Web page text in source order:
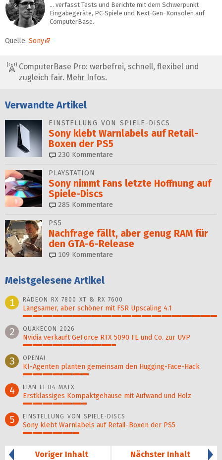
… verfasst Tests und Berichte mit dem Schwerpunkt
Eingabegeräte, PC-Spiele und Next-Gen-Konsolen auf
ComputerBase.
Quelle: Sony
ComputerBase Pro: werbefrei, schnell, flexibel und
zugleich fair. Mehr Infos.
Verwandte Artikel
EINSTELLUNG VON SPIELE-DISCS
Sony klebt Warnlabels auf Retail-
Boxen der PS5
230 Kommentare
PLAYSTATION
Sony nimmt Fans letzte Hoffnung auf
Spiele-Discs
285 Kommentare
PS5
Nachfrage fällt, aber genug RAM für
den GTA-6-Release
109 Kommentare
Meistgelesene Artikel
1
RADEON RX 7800 XT & RX 7600
Langsamer, aber schöner mit FSR Upscaling 4.1
2 QUAKECON 2026
Nvidia verkauft GeForce RTX 5090 FE und Co. zur UVP
3 OPENAI
KI-Agenten planten gemein­sam den Hugging-Face-Hack
4 LIAN LI B4-MATX
Erstklassiges Kompaktgehäuse mit Aufwand und Holz
5 EINSTELLUNG VON SPIELE-DISCS
Sony klebt Warnlabels auf Retail-Boxen der PS5
Voriger Inhalt
Nächster Inhalt